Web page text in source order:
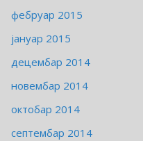
фебруар 2015
јануар 2015
децембар 2014
новембар 2014
октобар 2014
септембар 2014